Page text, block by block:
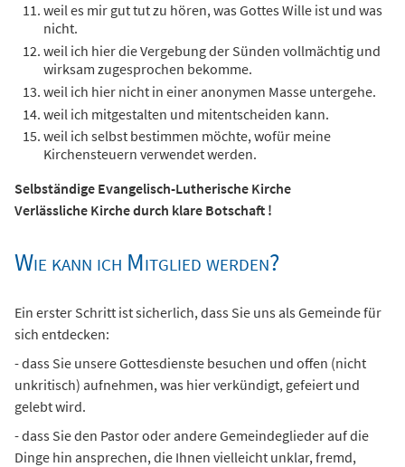
weil es mir gut tut zu hören, was Gottes Wille ist und was
nicht.
weil ich hier die Vergebung der Sünden vollmächtig und
wirksam zugesprochen bekomme.
weil ich hier nicht in einer anonymen Masse untergehe.
weil ich mitgestalten und mitentscheiden kann.
weil ich selbst bestimmen möchte, wofür meine
Kirchensteuern verwendet werden.
Selbständige Evangelisch-Lutherische Kirche
Verlässliche Kirche durch klare Botschaft !
Wie kann ich Mitglied werden?
Ein erster Schritt ist sicherlich, dass Sie uns als Gemeinde für
sich entdecken:
- dass Sie unsere Gottesdienste besuchen und offen (nicht
unkritisch) aufnehmen, was hier verkündigt, gefeiert und
gelebt wird.
- dass Sie den Pastor oder andere Gemeindeglieder auf die
Dinge hin ansprechen, die Ihnen vielleicht unklar, fremd,